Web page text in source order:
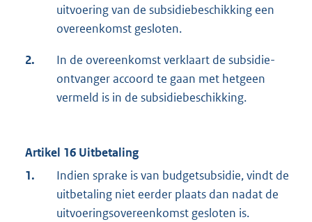
uitvoering van de subsidiebeschikking een
overeenkomst gesloten.
2.
In de overeenkomst verklaart de subsidie-
ontvanger accoord te gaan met hetgeen
vermeld is in de subsidiebeschikking.
Artikel 16 Uitbetaling
1.
Indien sprake is van budgetsubsidie, vindt de
uitbetaling niet eerder plaats dan nadat de
uitvoeringsovereenkomst gesloten is.